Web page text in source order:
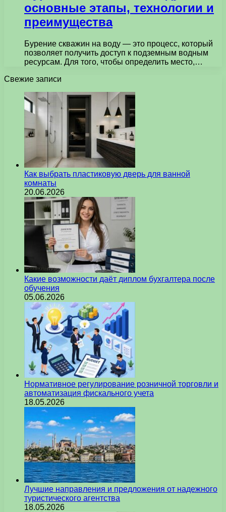
основные этапы, технологии и
преимущества
Бурение скважин на воду — это процесс, который
позволяет получить доступ к подземным водным
ресурсам. Для того, чтобы определить место,…
Свежие записи
Как выбрать пластиковую дверь для ванной
комнаты
20.06.2026
Какие возможности даёт диплом бухгалтера после
обучения
05.06.2026
Нормативное регулирование розничной торговли и
автоматизация фискального учета
18.05.2026
Лучшие направления и предложения от надежного
туристического агентства
18.05.2026